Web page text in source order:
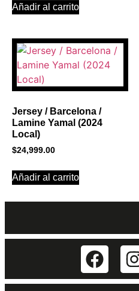
Añadir al carrito
Jersey / Barcelona /
Lamine Yamal (2024
Local)
$24,999.00
Añadir al carrito